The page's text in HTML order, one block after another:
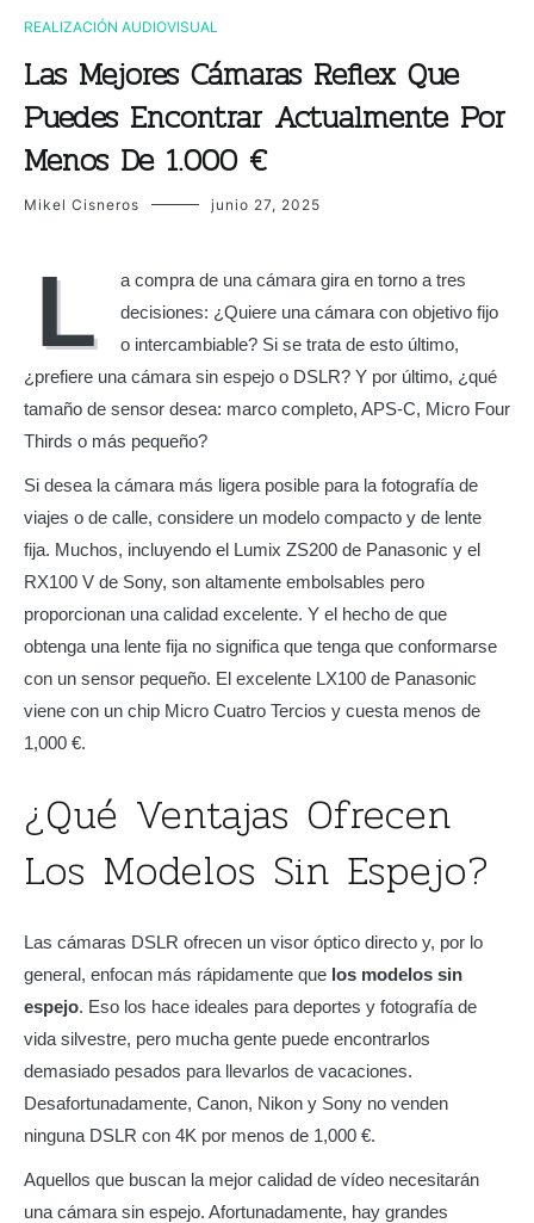
REALIZACIÓN AUDIOVISUAL
Las Mejores Cámaras Reflex Que
Puedes Encontrar Actualmente Por
Menos De 1.000 €
Mikel Cisneros junio 27, 2025
L
a compra de una cámara gira en torno a tres
decisiones: ¿Quiere una cámara con objetivo fijo
o intercambiable? Si se trata de esto último,
¿prefiere una cámara sin espejo o DSLR? Y por último, ¿qué
tamaño de sensor desea: marco completo, APS-C, Micro Four
Thirds o más pequeño?
Si desea la cámara más ligera posible para la fotografía de
viajes o de calle, considere un modelo compacto y de lente
fija. Muchos, incluyendo el Lumix ZS200 de Panasonic y el
RX100 V de Sony, son altamente embolsables pero
proporcionan una calidad excelente. Y el hecho de que
obtenga una lente fija no significa que tenga que conformarse
con un sensor pequeño. El excelente LX100 de Panasonic
viene con un chip Micro Cuatro Tercios y cuesta menos de
1,000 €.
¿Qué Ventajas Ofrecen
Los Modelos Sin Espejo?
Las cámaras DSLR ofrecen un visor óptico directo y, por lo
general, enfocan más rápidamente que los modelos sin
espejo. Eso los hace ideales para deportes y fotografía de
vida silvestre, pero mucha gente puede encontrarlos
demasiado pesados para llevarlos de vacaciones.
Desafortunadamente, Canon, Nikon y Sony no venden
ninguna DSLR con 4K por menos de 1,000 €.
Aquellos que buscan la mejor calidad de vídeo necesitarán
una cámara sin espejo. Afortunadamente, hay grandes